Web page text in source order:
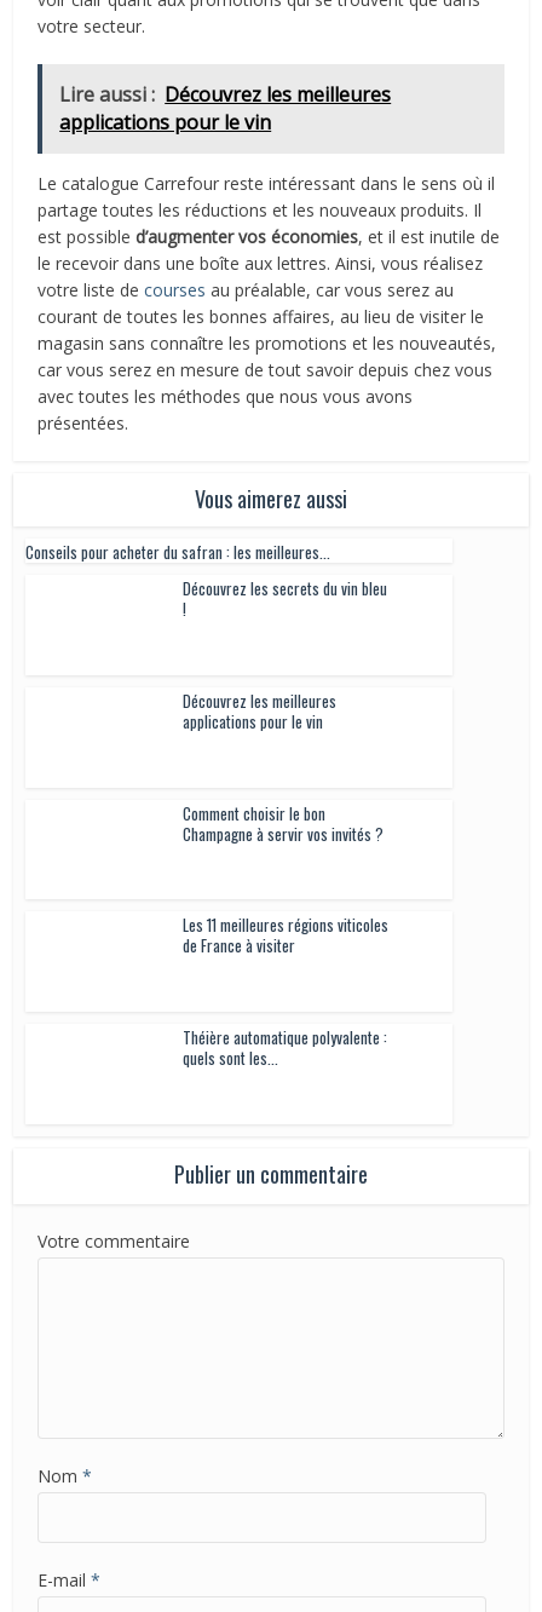
votre secteur.
Lire aussi : Découvrez les meilleures
applications pour le vin
Le catalogue Carrefour reste intéressant dans le sens où il
partage toutes les réductions et les nouveaux produits. Il
est possibled’augmenter vos économies, et il est inutile de
le recevoir dans une boîte aux lettres. Ainsi, vous réalisez
votre liste de courses au préalable, car vous serez au
courant de toutes les bonnes affaires, au lieu de visiter le
magasin sans connaître les promotions et les nouveautés,
car vous serez en mesure de tout savoir depuis chez vous
avec toutes les méthodes que nous vous avons
présentées.
Vous aimerez aussi
Conseils pour acheter du safran : les meilleures...
Découvrez les secrets du vin bleu
!
Découvrez les meilleures
applications pour le vin
Comment choisir le bon
Champagne à servir vos invités ?
Les 11 meilleures régions viticoles
de France à visiter
Théière automatique polyvalente :
quels sont les...
Publier un commentaire
Votre commentaire
Nom*
E-mail*